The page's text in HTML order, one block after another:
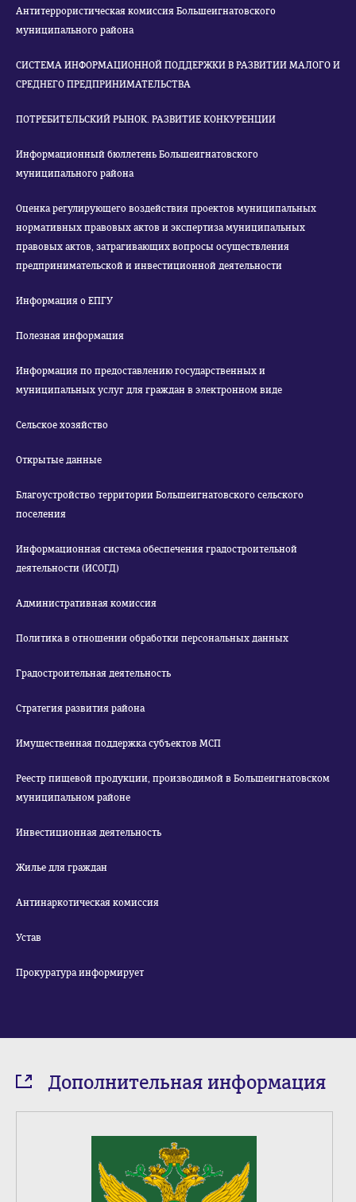
Антитеррористическая комиссия Большеигнатовского
муниципального района
СИСТЕМА ИНФОРМАЦИОННОЙ ПОДДЕРЖКИ В РАЗВИТИИ МАЛОГО И
СРЕДНЕГО ПРЕДПРИНИМАТЕЛЬСТВА
ПОТРЕБИТЕЛЬСКИЙ РЫНОК. РАЗВИТИЕ КОНКУРЕНЦИИ
Информационный бюллетень Большеигнатовского
муниципального района
Оценка регулирующего воздействия проектов муниципальных
нормативных правовых актов и экспертиза муниципальных
правовых актов, затрагивающих вопросы осуществления
предпринимательской и инвестиционной деятельности
Информация о ЕПГУ
Полезная информация
Информация по предоставлению государственных и
муниципальных услуг для граждан в электронном виде
Сельское хозяйство
Открытые данные
Благоустройство территории Большеигнатовского сельского
поселения
Информационная система обеспечения градостроительной
деятельности (ИСОГД)
Административная комиссия
Политика в отношении обработки персональных данных
Градостроительная деятельность
Стратегия развития района
Имущественная поддержка субъектов МСП
Реестр пищевой продукции, производимой в Большеигнатовском
муниципальном районе
Инвестиционная деятельность
Жилье для граждан
Антинаркотическая комиссия
Устав
Прокуратура информирует
Дополнительная информация